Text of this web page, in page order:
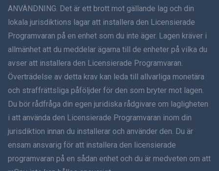
Dansk
हिंदी
עברית
Română
Ελληνικά
ANVÄNDNING. Det är ett brott mot gällande lag och din
lokala jurisdiktions lagar att installera den Licensierade
Programvaran på en enhet som du inte äger. Lagen kräver i
allmänhet att du meddelar ägarna till de enheter på vilka du
avser att installera den Licensierade Programvaran.
Överträdelse av detta krav kan leda till allvarliga monetära
och straffrättsliga påföljder för den som bryter mot lagen.
Du bör rådfråga din egen juridiska rådgivare om lagligheten
i att använda den Licensierade Programvaran inom din
jurisdiktion innan du installerar och använder den. Du är
ensam ansvarig för att installera den licensierade
programvaran på en sådan enhet och du är medveten om att